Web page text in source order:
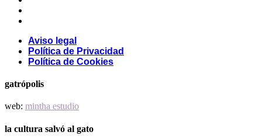
Aviso legal
Política de Privacidad
Política de Cookies
gatrópolis
web: mintha estudio
la cultura salvó al gato